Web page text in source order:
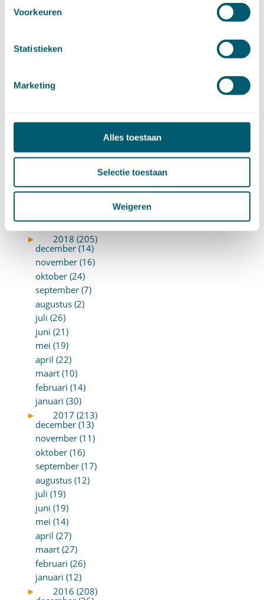
Voorkeuren
Statistieken
Marketing
Alles toestaan
Selectie toestaan
Weigeren
april (20)
januari (17)
november (8)
juni (10)
april (18)
januari (24)
►
2018 (205)
december (14)
november (16)
oktober (24)
september (7)
augustus (2)
juli (26)
juni (21)
mei (19)
april (22)
maart (10)
februari (14)
januari (30)
►
2017 (213)
december (13)
november (11)
oktober (16)
september (17)
augustus (12)
juli (19)
juni (19)
mei (14)
april (27)
maart (27)
februari (26)
januari (12)
►
2016 (208)